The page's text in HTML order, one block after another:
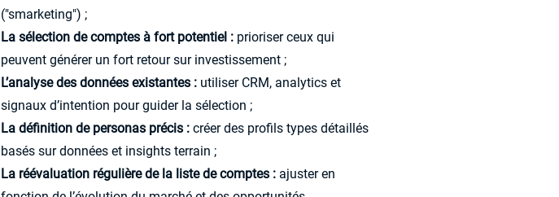
("smarketing") ;
La sélection de comptes à fort potentiel : prioriser ceux qui
peuvent générer un fort retour sur investissement ;
L’analyse des données existantes : utiliser CRM, analytics et
signaux d’intention pour guider la sélection ;
La définition de personas précis : créer des profils types détaillés
basés sur données et insights terrain ;
La réévaluation régulière de la liste de comptes : ajuster en